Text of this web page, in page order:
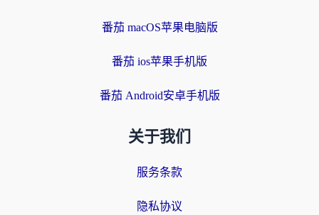
番茄 macOS苹果电脑版
番茄 ios苹果手机版
番茄 Android安卓手机版
关于我们
服务条款
隐私协议